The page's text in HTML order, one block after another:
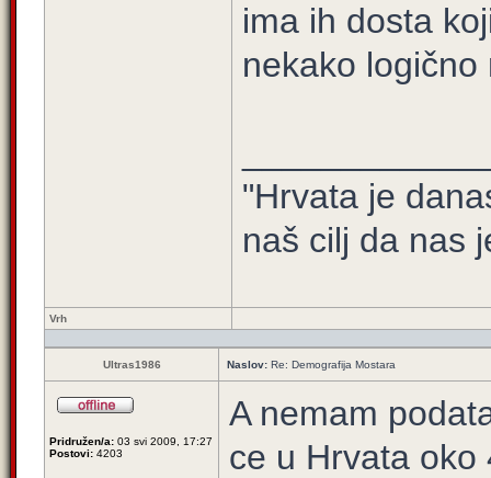
ima ih dosta
nekako
"Hrvata je
naš cilj da nas
Vrh
Ultras1986 Naslov: Re: Demografija Mostara
Pridružen/a: 03 svi 2009, 17:27
Postovi: 4203
A nemam
ce u Hrvata oko